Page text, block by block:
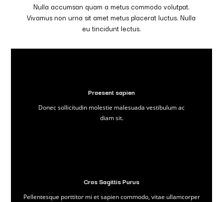
Nulla accumsan quam a metus commodo volutpat.
Vivamus non urna sit amet metus placerat luctus. Nulla
eu tincidunt lectus.
Praesent sapien
Donec sollicitudin molestie malesuada vestibulum ac
diam sit.
Cras Sagittis Purus
Pellentesque porttitor mi et sapien commodo, vitae ullamcorper